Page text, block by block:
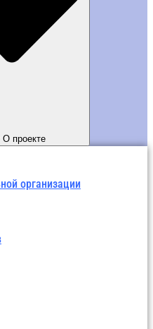
О проекте
организации